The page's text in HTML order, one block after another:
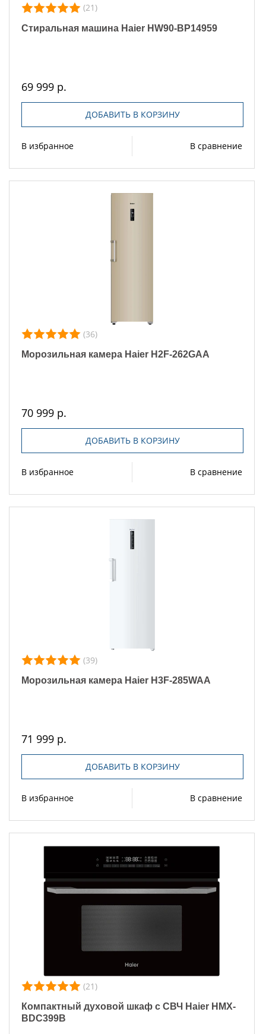
(21)
Стиральная машина Haier HW90-BP14959
69 999 р.
ДОБАВИТЬ В КОРЗИНУ
В избранное В сравнение
(36)
Морозильная камера Haier H2F-262GAA
70 999 р.
ДОБАВИТЬ В КОРЗИНУ
В избранное В сравнение
(39)
Морозильная камера Haier H3F-285WAA
71 999 р.
ДОБАВИТЬ В КОРЗИНУ
В избранное В сравнение
(21)
Компактный духовой шкаф с СВЧ Haier HMX-
BDC399B